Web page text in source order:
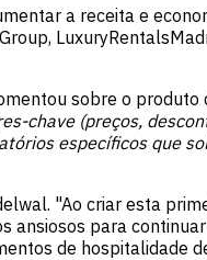
a receita e
sobre o produto
chave (preços,
específicos que
"Ao criar esta
para
de hospitalidade